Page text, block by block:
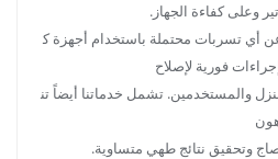
وعلى كفاءة الجهاز.
أي تسربات محتملة باستخدام أجهزة ك
فورية لإصلاح
والمستخدمين. تشمل خدماتنا أيضاً تن
وتحقيق نتائج طهي متساوية.